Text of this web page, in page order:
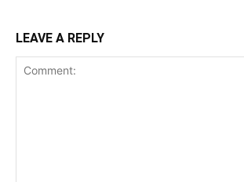
LEAVE A REPLY